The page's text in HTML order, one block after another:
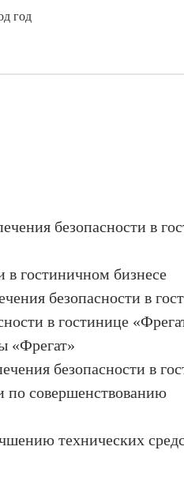
год
безопасности в
в гостиничном бизнесе
безопасности в
в гостинице
«Фрегат»
безопасности в
по совершенствованию
технических